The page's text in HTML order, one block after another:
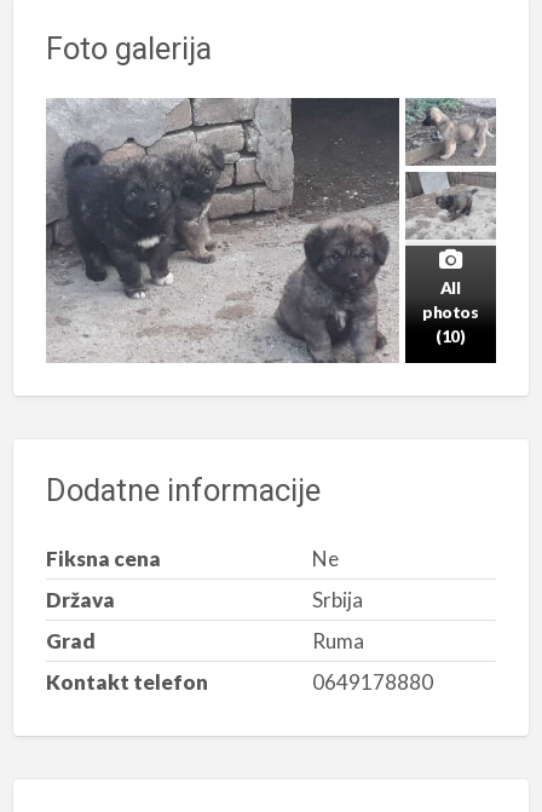
Foto galerija
All
photos
(10)
Dodatne informacije
Fiksna cena
Ne
Država
Srbija
Grad
Ruma
Kontakt telefon
0649178880